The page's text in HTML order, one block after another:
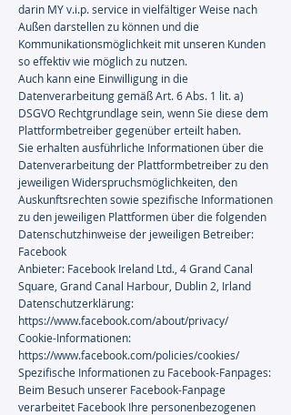
darin MY v.i.p. service in vielfältiger Weise nach
Außen darstellen zu können und die
Kommunikationsmöglichkeit mit unseren Kunden
so effektiv wie möglich zu nutzen.
Auch kann eine Einwilligung in die
Datenverarbeitung gemäß Art. 6 Abs. 1 lit. a)
DSGVO Rechtgrundlage sein, wenn Sie diese dem
Plattformbetreiber gegenüber erteilt haben.
Sie erhalten ausführliche Informationen über die
Datenverarbeitung der Plattformbetreiber zu den
jeweiligen Widerspruchsmöglichkeiten, den
Auskunftsrechten sowie spezifische Informationen
zu den jeweiligen Plattformen über die folgenden
Datenschutzhinweise der jeweiligen Betreiber:
Facebook
Anbieter: Facebook Ireland Ltd., 4 Grand Canal
Square, Grand Canal Harbour, Dublin 2, Irland
Datenschutzerklärung:
https://www.facebook.com/about/privacy/
Cookie-Informationen:
https://www.facebook.com/policies/cookies/
Spezifische Informationen zu Facebook-Fanpages:
Beim Besuch unserer Facebook-Fanpage
verarbeitet Facebook Ihre personenbezogenen